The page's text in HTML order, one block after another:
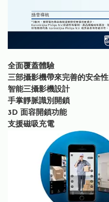
全面覆蓋體驗
三部攝影機帶來完善的安全性
智能三攝影機設計
手掌靜脈識別開鎖
3D 面容開鎖功能
支援磁吸充電